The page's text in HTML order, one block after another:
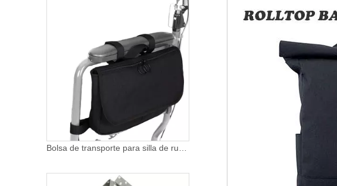
Bolsa de transporte para silla de ruedas, bolsa para reposabrazos para andadores, sillas de ruedas eléctricas y patinetes de rodilla, organizador de almacenamiento lateral